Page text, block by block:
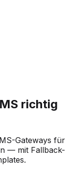
richtig
Gateways für
— mit Fallback-